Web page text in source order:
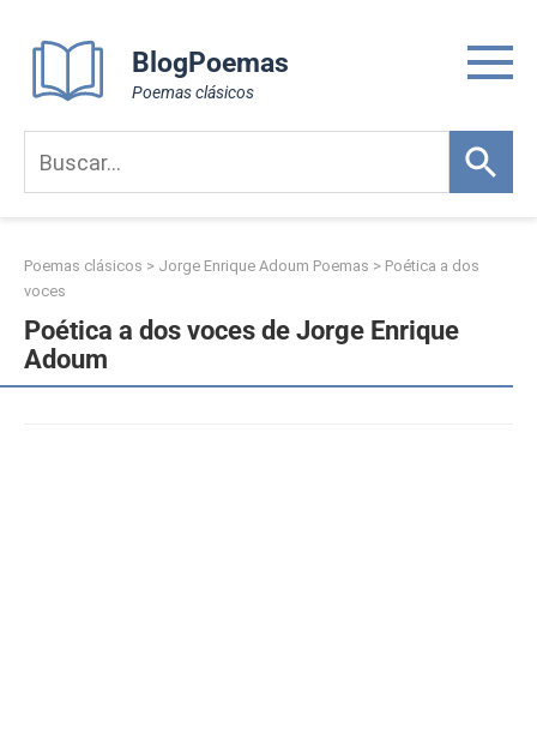
content
BlogPoemas
Poemas clásicos
Poemas clásicos > Jorge Enrique Adoum Poemas > Poética a dos
voces
Poética a dos voces de Jorge Enrique
Adoum